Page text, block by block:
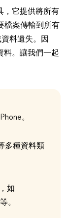
，它提供將所有
檔案傳輸到所有
料遺失。因
料。讓我們一起
。
多種資料類
如
。